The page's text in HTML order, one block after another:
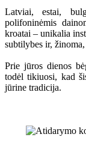
Latviai, estai,
polifoninėmis
kroatai – unikalia
subtilybes ir,
Prie jūros dienos
todėl tikiuosi, kad
jūrine tradicija.